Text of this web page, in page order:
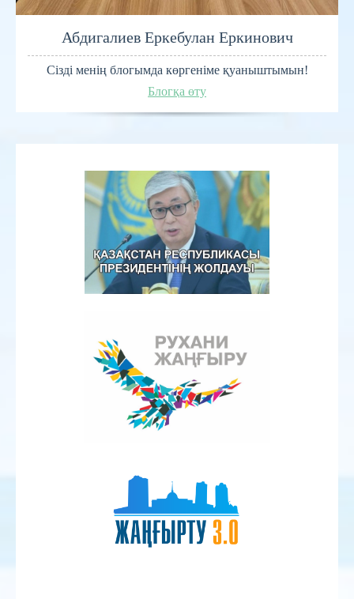
Абдигалиев Еркебулан Еркинович
Сізді менің блогымда көргеніме қуаныштымын!
Блогқа өту